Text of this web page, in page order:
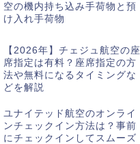
空の機内持ち込み手荷物と預
け入れ手荷物
【2026年】チェジュ航空の座
席指定は有料？座席指定の方
法や無料になるタイミングな
どを解説
ユナイテッド航空のオンライ
ンチェックイン方法は？事前
にチェックインしてスムーズ